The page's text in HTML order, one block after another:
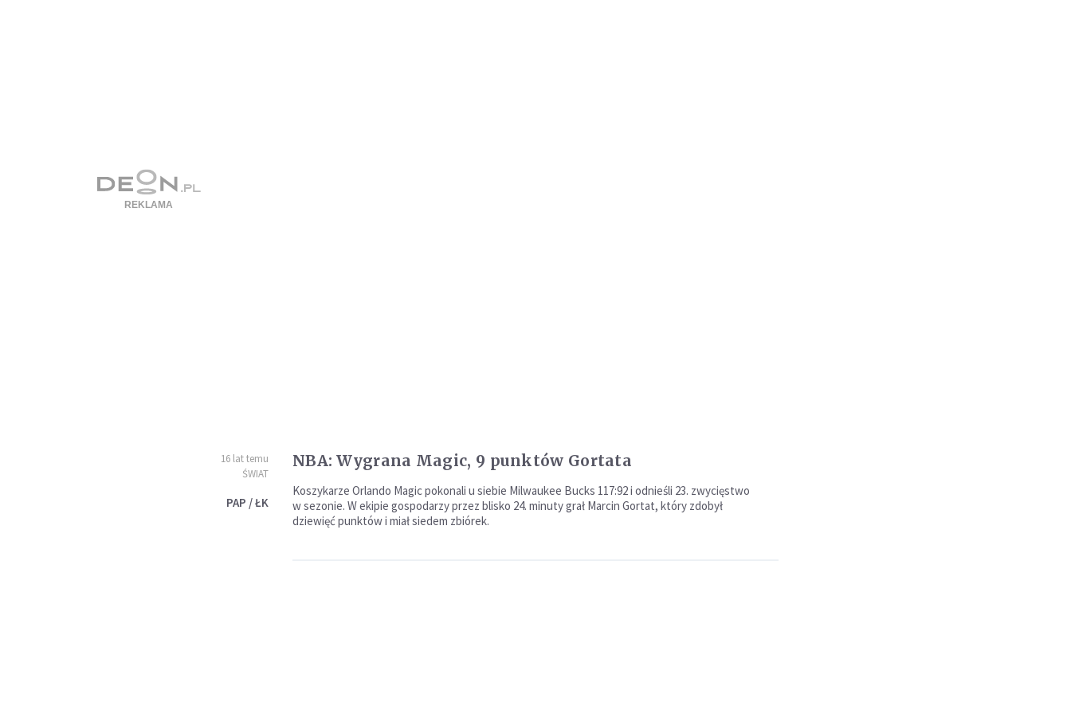
16 lat temu
ŚWIAT
PAP / ŁK
NBA: Wygrana Magic, 9 punktów Gortata
Koszykarze Orlando Magic pokonali u siebie Milwaukee Bucks 117:92 i odnieśli 23. zwycięstwo
w sezonie. W ekipie gospodarzy przez blisko 24. minuty grał Marcin Gortat, który zdobył
dziewięć punktów i miał siedem zbiórek.